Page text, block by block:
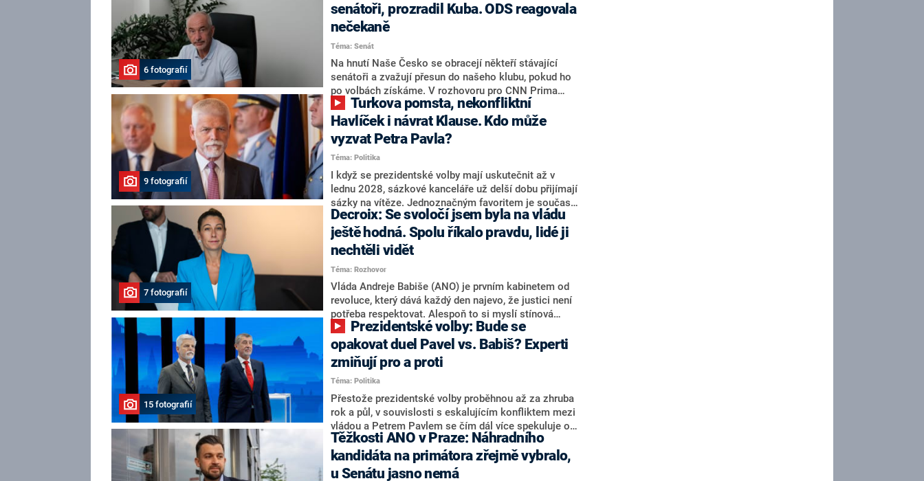
nový předseda lidovců Jan Grolich. Ten zároveň v
senátních volbách kandiduje ve Vyškově. Popsal i
aktivitu opozice, o níž vládní strany nebo političtí
komentátoři mluví jako o slabé a v defenzivě. „Je to
úmorná práce upozorňovat na chyby vlády. Ministři s
námi navíc nechodí do debat. Chceme ale ukazovat
svoje témata,“ odpověděl Grolich na dotaz CNN Prima
NEWS.
6 fotografií
senátoři, prozradil Kuba. ODS reagovala
nečekaně
Téma: Senát
Na hnutí Naše Česko se obracejí někteří stávající
senátoři a zvažují přesun do našeho klubu, pokud ho
po volbách získáme. V rozhovoru pro CNN Prima
NEWS to řekl zakladatel hnutí a jihočeský hejtman
Martin Kuba. Konkrétní nebyl, ale získat by takto mohl
například senátora Zdeňka Hrabu, který je dnes
součástí klubu ODS a TOP 09. Hraba to na dotaz
redakce nevyloučil. Předseda klubu senátorů ODS
Zdeněk Nytra redakci řekl, že počítá s odchodem
některých senátorů z klubu a že Naše Česko není
nepřítel, ale soupeř.
9 fotografií
Havlíček i návrat Klause. Kdo může
vyzvat Petra Pavla?
Téma: Politika
I když se prezidentské volby mají uskutečnit až v
lednu 2028, sázkové kanceláře už delší dobu přijímají
sázky na vítěze. Jednoznačným favoritem je současná
hlava státu Petr Pavel. Daleko za ním pak bookmakeři
zmiňují dva výrazné politiky ANO, tedy premiéra
Andreje Babiše a ministra průmyslu Karla Havlíčka.
Oblíbeným tipem samotných sázkařů je poslanec za
Motoristy Filip Turek. Politolog Jan Kubáček nicméně
o případné kandidatuře kohokoliv ze zmíněné trojice
značně pochybuje. Podle něj současná koalice dosud
nemá osobu, která by Pavlovi mohla konkurovat.
7 fotografií
Decroix: Se svoločí jsem byla na vládu
ještě hodná. Spolu říkalo pravdu, lidé ji
nechtěli vidět
Téma: Rozhovor
Vláda Andreje Babiše (ANO) je prvním kabinetem od
revoluce, který dává každý den najevo, že justici není
potřeba respektovat. Alespoň to si myslí stínová
ministryně spravedlnosti ODS Eva Decroix. V
rozhovoru pro CNN Prima NEWS si nebrala servítky
ohledně politického výkonu svého nástupce Jeronýma
Tejce (za ANO) či vládní zmocněnkyně pro lidská
práva Taťány Malé (ANO). Označením „svoloč“ na
adresu vlády prý byla ještě hodná. Decroix se také
vrátila k volební porážce koalice Spolu či promluvila o
hnutí Naše Česko Martina Kuby.
15 fotografií
opakovat duel Pavel vs. Babiš? Experti
zmiňují pro a proti
Téma: Politika
Přestože prezidentské volby proběhnou až za zhruba
rok a půl, v souvislosti s eskalujícím konfliktem mezi
vládou a Petrem Pavlem se čím dál více spekuluje o
tom, koho by do bitvy o Hrad mohla vyslat současná
koalice. Někteří političtí komentátoři znovu vytahují
jméno premiéra Andreje Babiše (ANO). Jak moc je
Těžkosti ANO v Praze: Náhradního
kandidáta na primátora zřejmě vybralo,
u Senátu jasno nemá